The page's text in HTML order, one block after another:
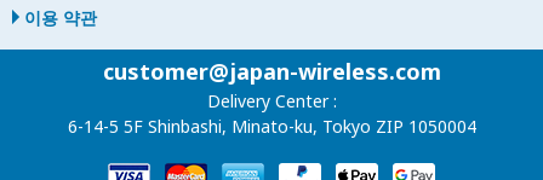
이용 약관
customer@japan-wireless.com
Delivery Center :
6-14-5 5F Shinbashi, Minato-ku, Tokyo ZIP 1050004